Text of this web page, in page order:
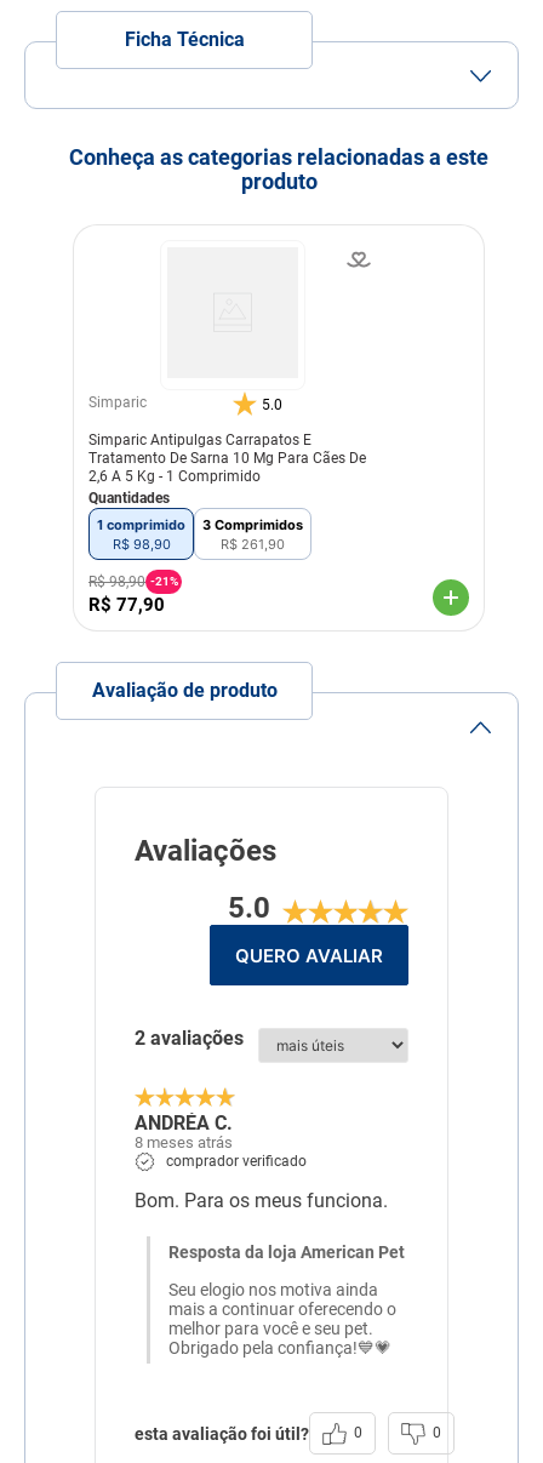
Ficha Técnica
Cachorros
Modo de uso
É muito simples usar o
medicamento. Basta
Depois que fizer a aplicação
do Antipulgas e Carrapatos
no seu cachorro por pelo
efeito residual do produto
seja o maior possível.
Indicação Veterinária
Proteção contra pulgas,
Composição
Cada 100ml contém:
q.s.p.: 100ml
Conheça as categorias relacionadas a este
produto
Simparic 5.0
Simparic Antipulgas Carrapatos E
Tratamento De Sarna 10 Mg Para Cães De
2,6 A 5 Kg - 1 Comprimido
Quantidades
1 comprimido
R$ 98 90
3 Comprimidos
R$ 261 90
R$ 98,90 -21%
R$ 77,90
Avaliação de produto
Avaliações
5.0
QUERO AVALIAR
2 avaliações
ANDRÉA C.
8 meses atrás
comprador verificado
Bom. Para os meus funciona.
Resposta da loja American Pet
Seu elogio nos motiva ainda
mais a continuar oferecendo o
melhor para você e seu pet.
Obrigado pela confiança!💙💗
esta avaliação foi útil? 0 0